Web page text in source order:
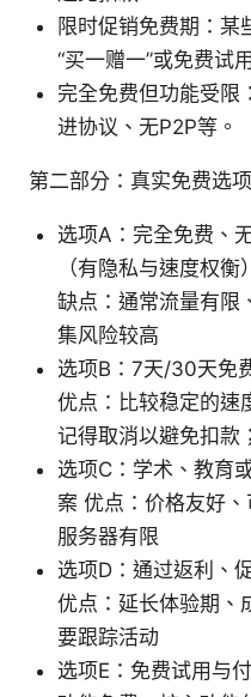
限时促销免费期：某
“买一赠一”或免费试
完全免费但功能受限
进协议、无P2P等。
第二部分：真实免费选
选项A：完全免费、
（有隐私与速度权
缺点：通常流量有限
集风险较高
选项B：7天/30天免
优点：比较稳定的速
记得取消以避免扣款
选项C：学术、教育
案 优点：价格友好
服务器有限
选项D：通过返利、
优点：延长体验期、
要跟踪活动
选项E：免费试用与